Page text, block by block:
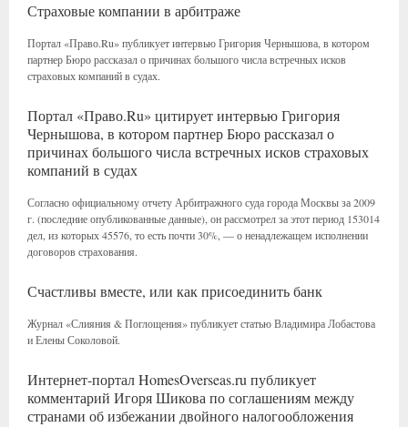
Страховые компании в арбитраже
Портал «Право.Ru» публикует интервью Григория Чернышова, в котором
партнер Бюро рассказал о причинах большого числа встречных исков
страховых компаний в судах.
Портал «Право.Ru» цитирует интервью Григория
Чернышова, в котором партнер Бюро рассказал о
причинах большого числа встречных исков страховых
компаний в судах
Согласно официальному отчету Арбитражного суда города Москвы за 2009
г. (последние опубликованные данные), он рассмотрел за этот период 153014
дел, из которых 45576, то есть почти 30%, — о ненадлежащем исполнении
договоров страхования.
Счастливы вместе, или как присоединить банк
Журнал «Слияния & Поглощения» публикует статью Владимира Лобастова
и Елены Соколовой.
Интернет-портал HomesOverseas.ru публикует
комментарий Игоря Шикова по соглашениям между
странами об избежании двойного налогообложения